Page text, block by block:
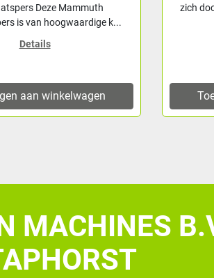
zich door een simpele maar
werking. Door het g...
Toevoegen aan winkelwagen
MACHINES